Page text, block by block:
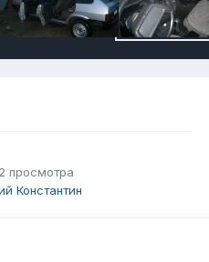
просмотра
Константин